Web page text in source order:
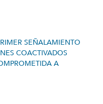
SEÑALAMIENTO
COACTIVADOS
A